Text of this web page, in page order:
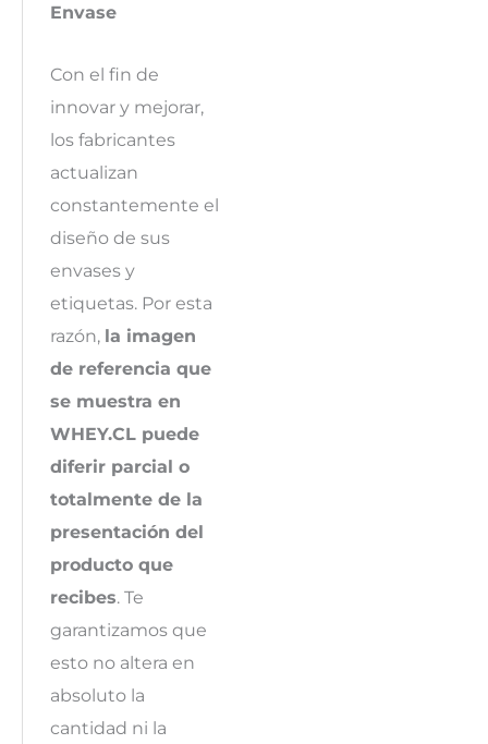
Envase
Con el fin de
innovar y mejorar,
los fabricantes
actualizan
constantemente el
diseño de sus
envases y
etiquetas. Por esta
razón, la imagen
de referencia que
se muestra en
WHEY.CL puede
diferir parcial o
totalmente de la
presentación del
producto que
recibes. Te
garantizamos que
esto no altera en
absoluto la
cantidad ni la